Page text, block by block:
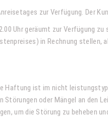
zur Verfügung. Der
Uhr geräumt zur Verfügung
in Rechnung
ist im nicht
oder Mängel an den
um die Störung zu beheben